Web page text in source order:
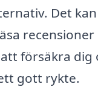
Det
recensioner
försäkra dig
gott rykte.